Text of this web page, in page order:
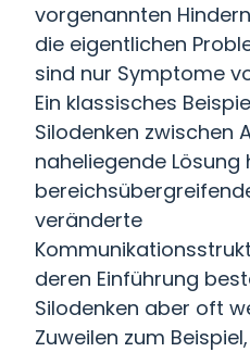
vorgenannten
die eigentlichen
sind nur Symptome
Ein klassisches
Silodenken zwischen
naheliegende Lösung
veränderte
deren Einführung
Silodenken aber oft
Zuweilen zum